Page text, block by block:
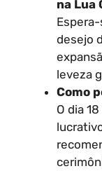
na Lua
desejo
leveza
Como
O dia